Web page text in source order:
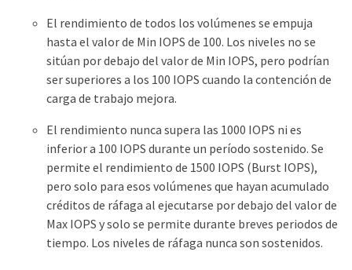
El rendimiento de todos los volúmenes se empuja
hasta el valor de Min IOPS de 100. Los niveles no se
sitúan por debajo del valor de Min IOPS, pero podrían
ser superiores a los 100 IOPS cuando la contención de
carga de trabajo mejora.
El rendimiento nunca supera las 1000 IOPS ni es
inferior a 100 IOPS durante un período sostenido. Se
permite el rendimiento de 1500 IOPS (Burst IOPS),
pero solo para esos volúmenes que hayan acumulado
créditos de ráfaga al ejecutarse por debajo del valor de
Max IOPS y solo se permite durante breves periodos de
tiempo. Los niveles de ráfaga nunca son sostenidos.